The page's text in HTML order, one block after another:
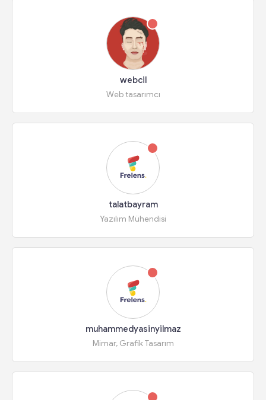
webcil
Web tasarımcı
talatbayram
Yazılım Mühendisi
muhammedyasinyilmaz
Mimar, Grafik Tasarım